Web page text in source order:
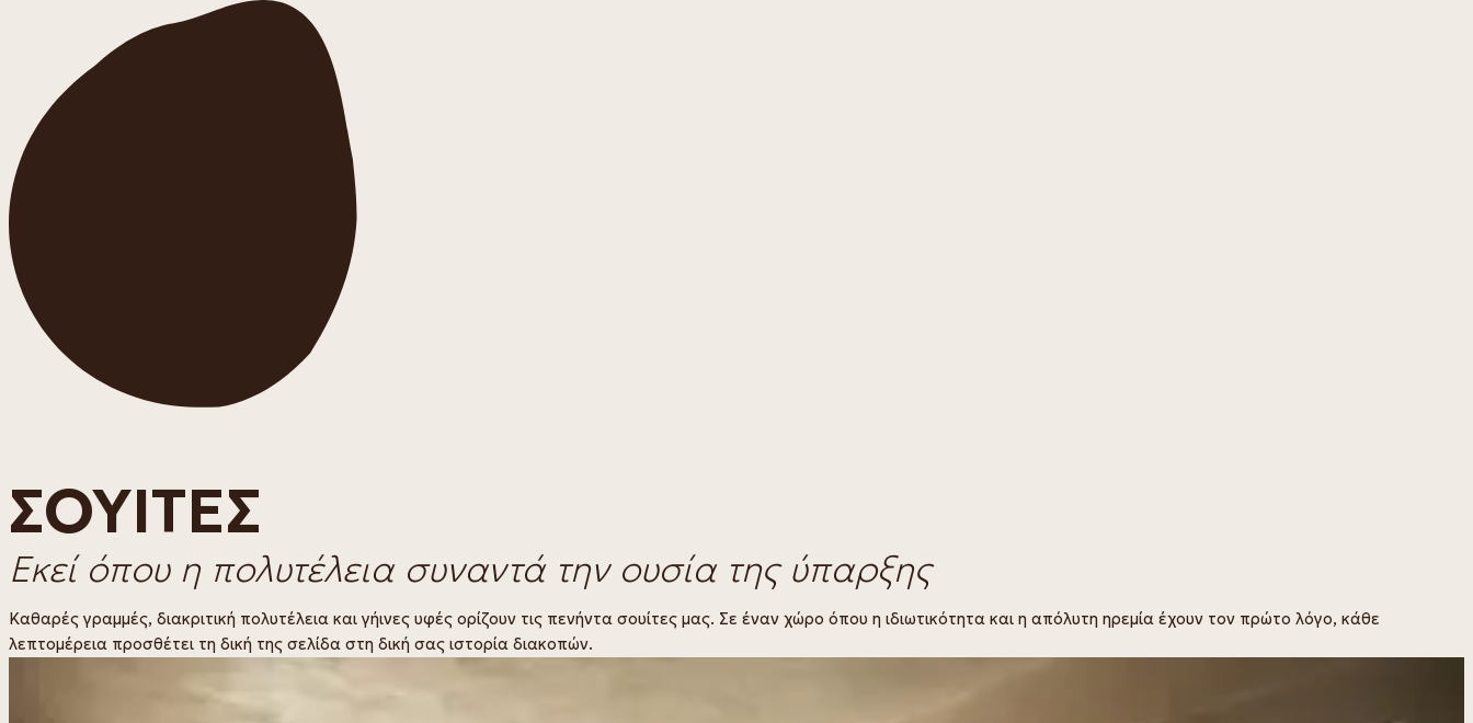
ΣΟΥΙΤΕΣ
Εκεί όπου η πολυτέλεια συναντά την ουσία της ύπαρξης
Καθαρές γραμμές, διακριτική πολυτέλεια και γήινες υφές ορίζουν τις πενήντα σουίτες μας. Σε έναν χώρο όπου η ιδιωτικότητα και η απόλυτη ηρεμία έχουν τον πρώτο λόγο, κάθε
λεπτομέρεια προσθέτει τη δική της σελίδα στη δική σας ιστορία διακοπών.